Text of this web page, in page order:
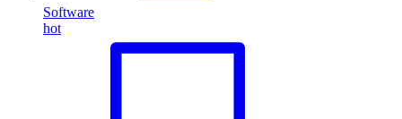
Software
hot